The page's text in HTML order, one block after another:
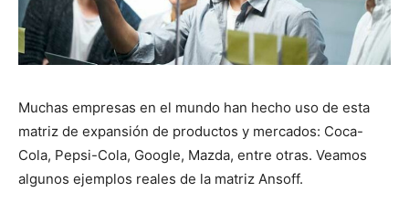
Muchas empresas en el mundo han hecho uso de esta
matriz de expansión de productos y mercados: Coca-
Cola, Pepsi-Cola, Google, Mazda, entre otras. Veamos
algunos ejemplos reales de la matriz Ansoff.